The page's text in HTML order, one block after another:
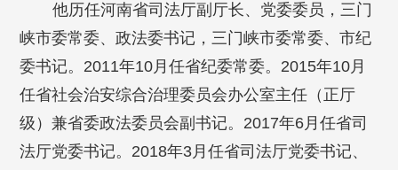
他历任河南省司法厅副厅长、党委委员，三门
峡市委常委、政法委书记，三门峡市委常委、市纪
委书记。2011年10月任省纪委常委。2015年10月
任省社会治安综合治理委员会办公室主任（正厅
级）兼省委政法委员会副书记。2017年6月任省司
法厅党委书记。2018年3月任省司法厅党委书记、